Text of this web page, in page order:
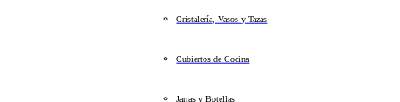
Cristalería, Vasos y Tazas
Cubiertos de Cocina
Jarras y Botellas